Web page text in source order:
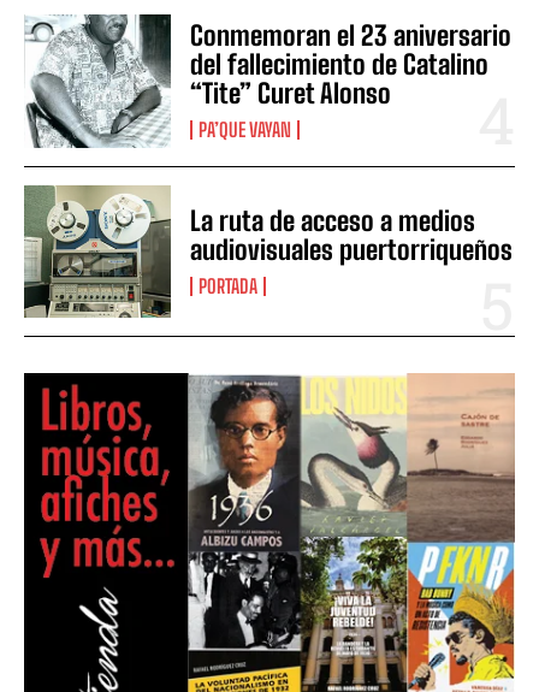
Conmemoran el 23 aniversario
del fallecimiento de Catalino
“Tite” Curet Alonso
PA’QUE VAYAN
La ruta de acceso a medios
audiovisuales puertorriqueños
PORTADA